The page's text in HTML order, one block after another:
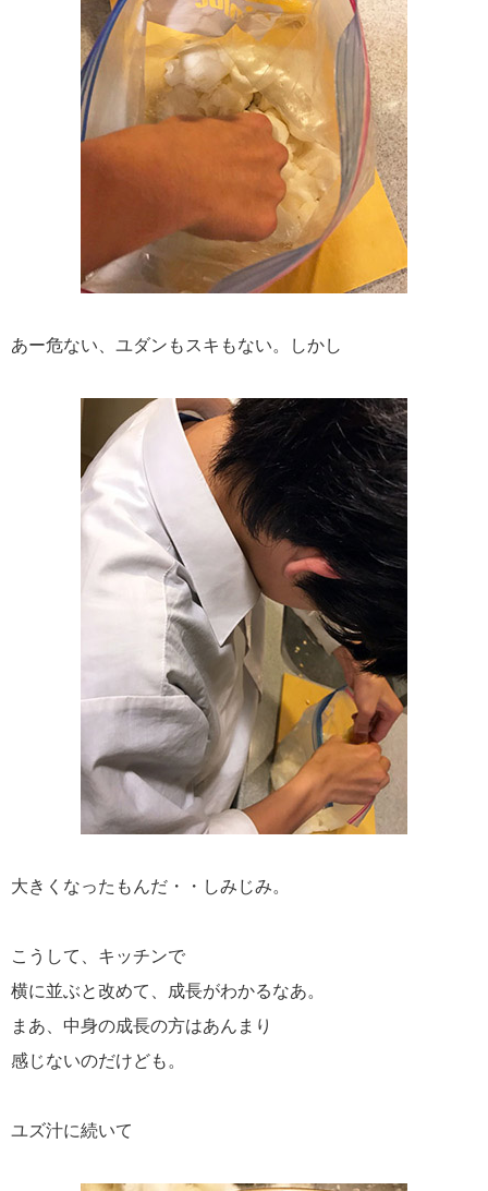
あー危ない、ユダンもスキもない。しかし
大きくなったもんだ・・しみじみ。
こうして、キッチンで
横に並ぶと改めて、成長がわかるなあ。
まあ、中身の成長の方はあんまり
感じないのだけども。
ユズ汁に続いて